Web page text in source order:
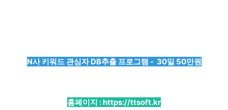
N사 키워드 관심자 DB추출 프로그램 - 30일 50만원
홈페이지 :https://ttsoft.kr